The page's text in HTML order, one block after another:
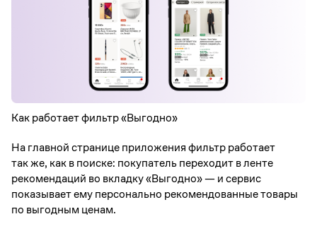
Как работает фильтр «Выгодно»
На главной странице приложения фильтр работает
так же, как в поиске: покупатель переходит в ленте
рекомендаций во вкладку «Выгодно» — и сервис
показывает ему персонально рекомендованные товары
по выгодным ценам.